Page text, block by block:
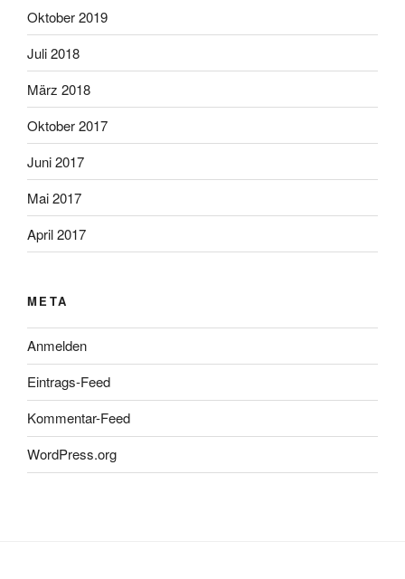
Oktober 2019
Juli 2018
März 2018
Oktober 2017
Juni 2017
Mai 2017
April 2017
META
Anmelden
Eintrags-Feed
Kommentar-Feed
WordPress.org